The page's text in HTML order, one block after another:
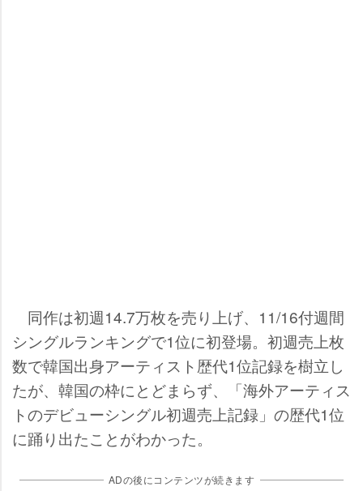
同作は初週14.7万枚を売り上げ、11/16付週間
シングルランキングで1位に初登場。初週売上枚
数で韓国出身アーティスト歴代1位記録を樹立し
たが、韓国の枠にとどまらず、「海外アーティス
トのデビューシングル初週売上記録」の歴代1位
に踊り出たことがわかった。
ADの後にコンテンツが続きます